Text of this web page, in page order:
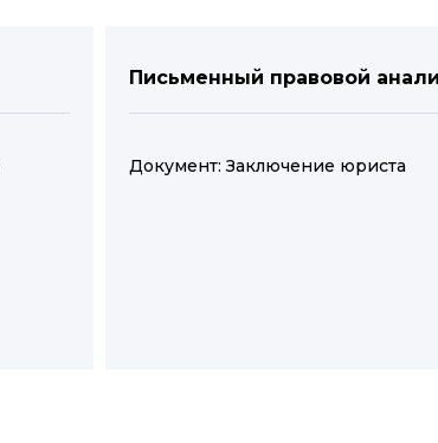
Письменный правовой
Документ: Заключение юриста